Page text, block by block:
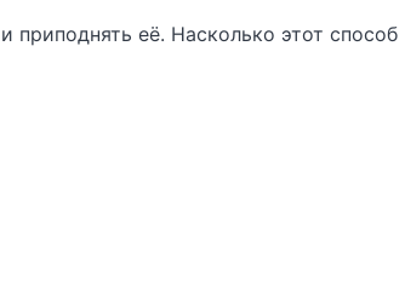
её. Насколько этот способ